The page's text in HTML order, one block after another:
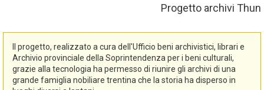
Progetto archivi Thun
Il progetto, realizzato a cura dell'Ufficio beni archivistici, librari e
Archivio provinciale della Soprintendenza per i beni culturali,
grazie alla tecnologia ha permesso di riunire gli archivi di una
grande famiglia nobiliare trentina che la storia ha disperso in